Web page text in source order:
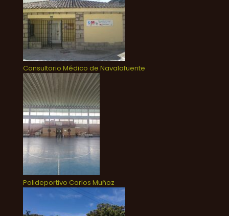
Consultorio Médico de Navalafuente
Polideportivo Carlos Muñoz